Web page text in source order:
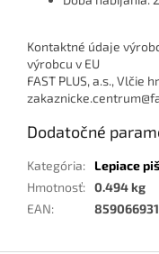
Kontaktné údaje
výrobcu v EU
FAST PLUS, a.s., Vlčie
Dodatočné
Kategória:
Lepiace
Hmotnosť: 0.494 kg
EAN: